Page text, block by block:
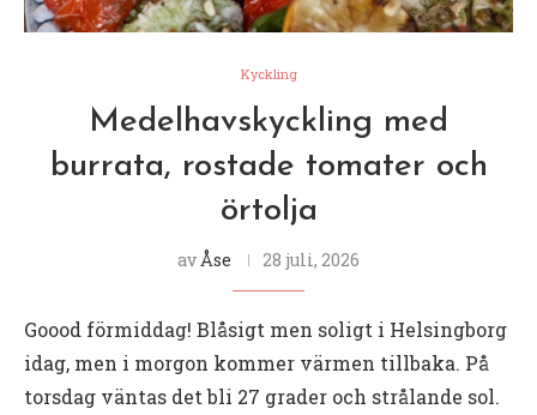
Kyckling
Medelhavskyckling med
burrata, rostade tomater och
örtolja
av Åse 28 juli, 2026
Goood förmiddag! Blåsigt men soligt i Helsingborg
idag, men i morgon kommer värmen tillbaka. På
torsdag väntas det bli 27 grader och strålande sol.